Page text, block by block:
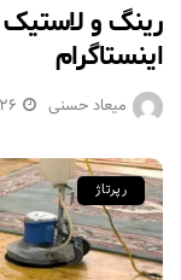
رینگ و
اینستاگرام
میعاد حسنی
رپرتاژ